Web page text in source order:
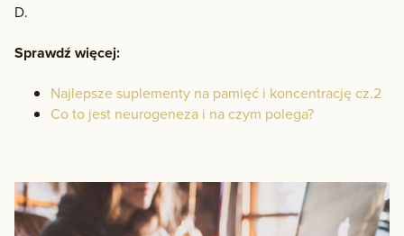
D.
Sprawdź więcej:
Najlepsze suplementy na pamięć i koncentrację cz.2
Co to jest neurogeneza i na czym polega?